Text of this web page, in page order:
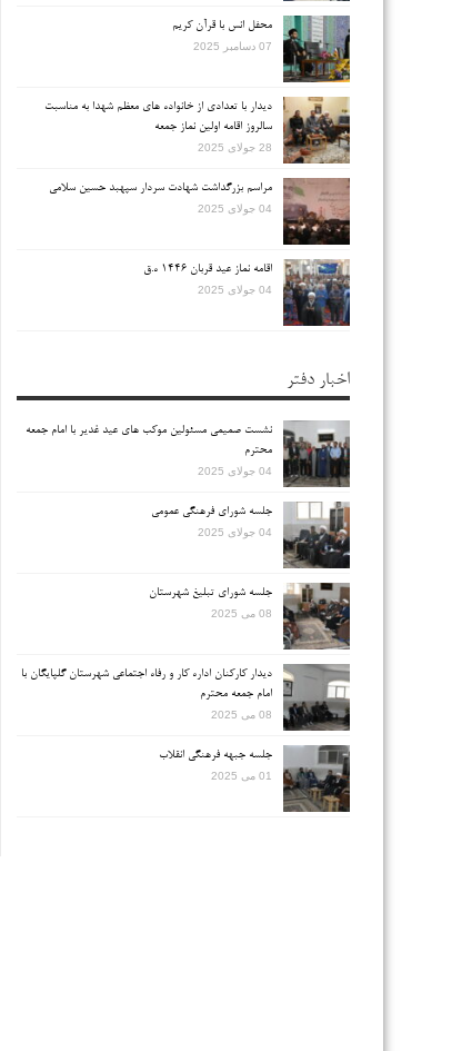
محفل انس با قرآن کریم
07 دسامبر 2025
دیدار با تعدادی از خانواده های معظم شهدا به مناسبت
سالروز اقامه اولین نماز جمعه
28 جولای 2025
مراسم بزرگداشت شهادت سردار سپهبد حسین سلامی
04 جولای 2025
اقامه نماز عید قربان ۱۴۴۶ ه.ق
04 جولای 2025
اخبار دفتر
نشست صمیمی مسئولین موکب های عید غدیر با امام جمعه
محترم
04 جولای 2025
جلسه شورای فرهنگی عمومی
04 جولای 2025
جلسه شورای تبلیغ شهرستان
08 می 2025
دیدار کارکنان اداره کار و رفاه اجتماعی شهرستان گلپایگان با
امام جمعه محترم
08 می 2025
جلسه جبهه فرهنگی انقلاب
01 می 2025